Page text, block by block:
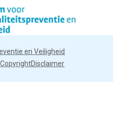
en Veiligheid
CopyrightDisclaimer